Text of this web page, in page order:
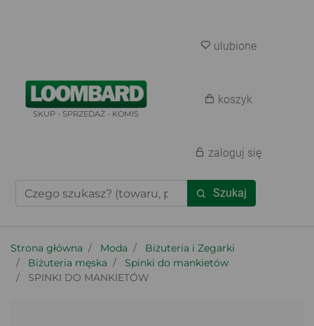
SKUP - SPRZEDAŻ - KOMIS
Szukaj
ulubione
koszyk
zaloguj się
Strona główna Moda
Biżuteria i Zegarki
Biżuteria męska
Spinki do mankietów
SPINKI DO MANKIETÓW